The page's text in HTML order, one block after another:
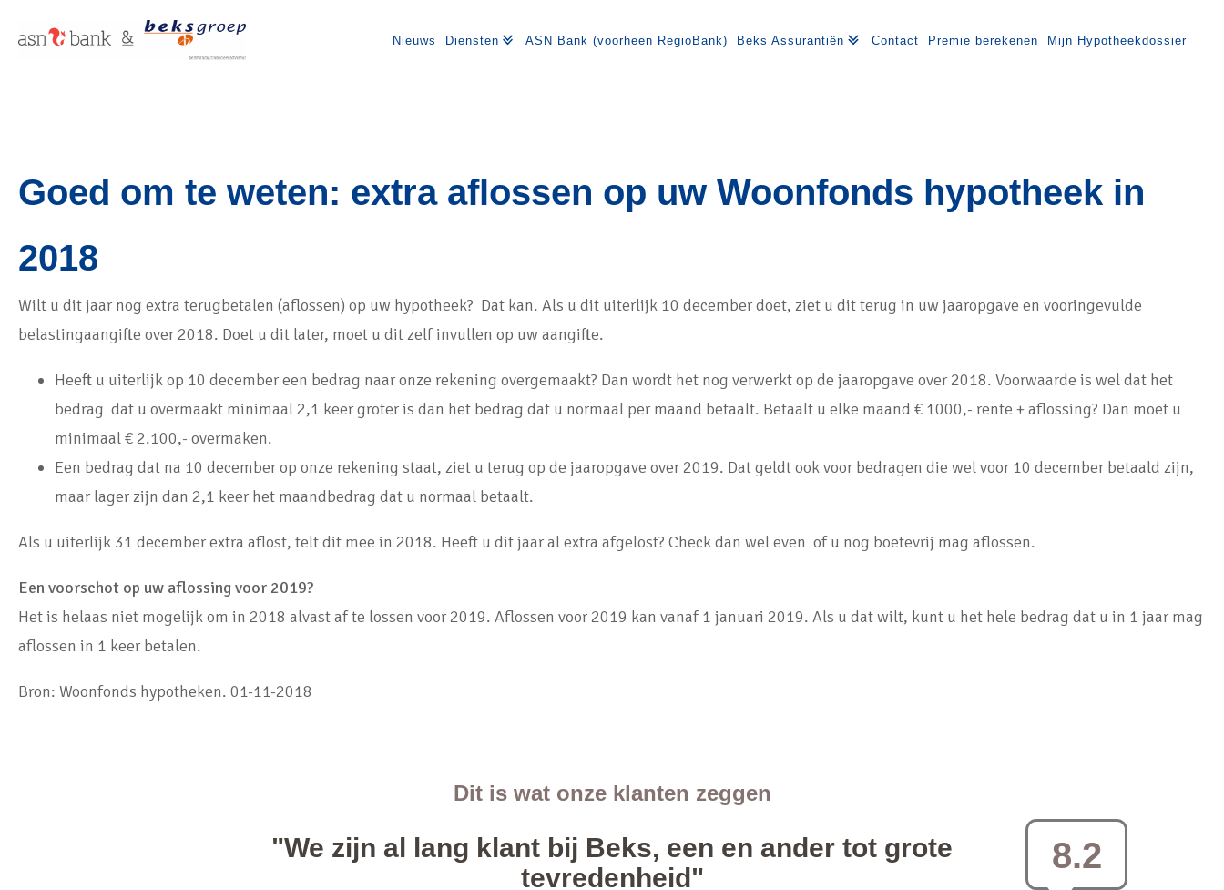
Nieuws Diensten ASN Bank (voorheen RegioBank) Beks Assurantiën Contact Premie berekenen Mijn Hypotheekdossier
Goed om te weten: extra aflossen op uw Woonfonds hypotheek in
2018
Wilt u dit jaar nog extra terugbetalen (aflossen) op uw hypotheek? Dat kan. Als u dit uiterlijk 10 december doet, ziet u dit terug in uw jaaropgave en vooringevulde
belastingaangifte over 2018. Doet u dit later, moet u dit zelf invullen op uw aangifte.
Heeft u uiterlijk op 10 december een bedrag naar onze rekening overgemaakt? Dan wordt het nog verwerkt op de jaaropgave over 2018. Voorwaarde is wel dat het
bedrag dat u overmaakt minimaal 2,1 keer groter is dan het bedrag dat u normaal per maand betaalt. Betaalt u elke maand € 1000,- rente + aflossing? Dan moet u
minimaal € 2.100,- overmaken.
Een bedrag dat na 10 december op onze rekening staat, ziet u terug op de jaaropgave over 2019. Dat geldt ook voor bedragen die wel voor 10 december betaald zijn,
maar lager zijn dan 2,1 keer het maandbedrag dat u normaal betaalt.
Als u uiterlijk 31 december extra aflost, telt dit mee in 2018. Heeft u dit jaar al extra afgelost? Check dan wel even of u nog boetevrij mag aflossen.
Een voorschot op uw aflossing voor 2019?
Het is helaas niet mogelijk om in 2018 alvast af te lossen voor 2019. Aflossen voor 2019 kan vanaf 1 januari 2019. Als u dat wilt, kunt u het hele bedrag dat u in 1 jaar mag
aflossen in 1 keer betalen.
Bron: Woonfonds hypotheken. 01-11-2018